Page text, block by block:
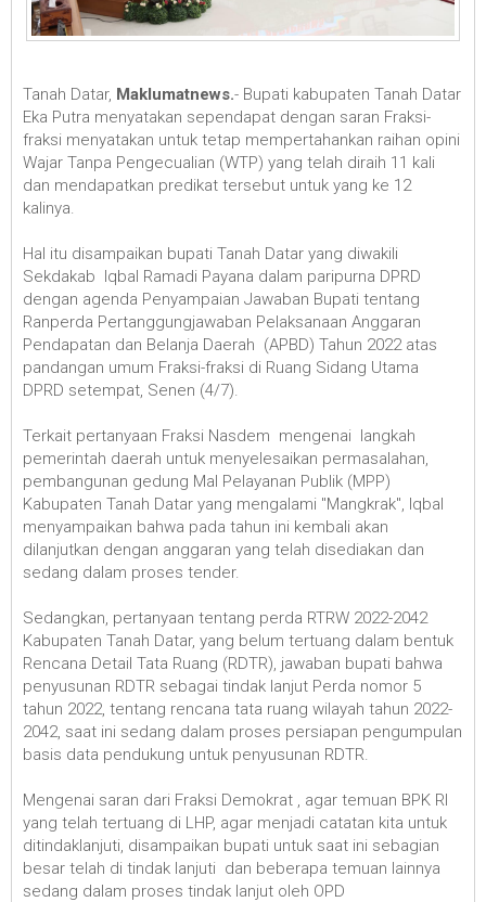
Tanah Datar, Maklumatnews.- Bupati kabupaten Tanah Datar
Eka Putra menyatakan sependapat dengan saran Fraksi-
fraksi menyatakan untuk tetap mempertahankan raihan opini
Wajar Tanpa Pengecualian (WTP) yang telah diraih 11 kali
dan mendapatkan predikat tersebut untuk yang ke 12
kalinya.
Hal itu disampaikan bupati Tanah Datar yang diwakili
Sekdakab Iqbal Ramadi Payana dalam paripurna DPRD
dengan agenda Penyampaian Jawaban Bupati tentang
Ranperda Pertanggungjawaban Pelaksanaan Anggaran
Pendapatan dan Belanja Daerah (APBD) Tahun 2022 atas
pandangan umum Fraksi-fraksi di Ruang Sidang Utama
DPRD setempat, Senen (4/7).
Terkait pertanyaan Fraksi Nasdem mengenai langkah
pemerintah daerah untuk menyelesaikan permasalahan,
pembangunan gedung Mal Pelayanan Publik (MPP)
Kabupaten Tanah Datar yang mengalami "Mangkrak", Iqbal
menyampaikan bahwa pada tahun ini kembali akan
dilanjutkan dengan anggaran yang telah disediakan dan
sedang dalam proses tender.
Sedangkan, pertanyaan tentang perda RTRW 2022-2042
Kabupaten Tanah Datar, yang belum tertuang dalam bentuk
Rencana Detail Tata Ruang (RDTR), jawaban bupati bahwa
penyusunan RDTR sebagai tindak lanjut Perda nomor 5
tahun 2022, tentang rencana tata ruang wilayah tahun 2022-
2042, saat ini sedang dalam proses persiapan pengumpulan
basis data pendukung untuk penyusunan RDTR.
Mengenai saran dari Fraksi Demokrat , agar temuan BPK RI
yang telah tertuang di LHP, agar menjadi catatan kita untuk
ditindaklanjuti, disampaikan bupati untuk saat ini sebagian
besar telah di tindak lanjuti dan beberapa temuan lainnya
sedang dalam proses tindak lanjut oleh OPD